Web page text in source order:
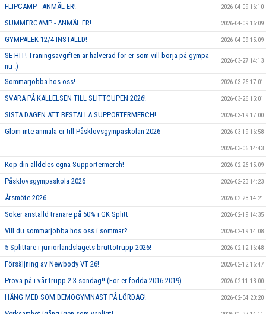
FLIPCAMP - ANMÄL ER! 2026-04-09 16:10
SUMMERCAMP - ANMÄL ER! 2026-04-09 16:09
GYMPALEK 12/4 INSTÄLLD! 2026-04-09 15:09
SE HIT! Träningsavgiften är halverad för er som vill börja på gympa
nu :)
2026-03-27 14:13
Sommarjobba hos oss! 2026-03-26 17:01
SVARA PÅ KALLELSEN TILL SLITTCUPEN 2026! 2026-03-26 15:01
SISTA DAGEN ATT BESTÄLLA SUPPORTERMERCH! 2026-03-19 17:00
Glöm inte anmäla er till Påsklovsgympaskolan 2026 2026-03-19 16:58
2026-03-06 14:43
Köp din alldeles egna Supportermerch! 2026-02-26 15:09
Påsklovsgympaskola 2026 2026-02-23 14:23
Årsmöte 2026 2026-02-23 14:21
Söker anställd tränare på 50% i GK Splitt 2026-02-19 14:35
Vill du sommarjobba hos oss i sommar? 2026-02-19 14:08
5 Splittare i juniorlandslagets bruttotrupp 2026! 2026-02-12 16:48
Försäljning av Newbody VT 26! 2026-02-12 16:47
Prova på i vår trupp 2-3 söndag!! (För er födda 2016-2019) 2026-02-11 13:00
HÄNG MED SOM DEMOGYMNAST PÅ LÖRDAG! 2026-02-04 20:20